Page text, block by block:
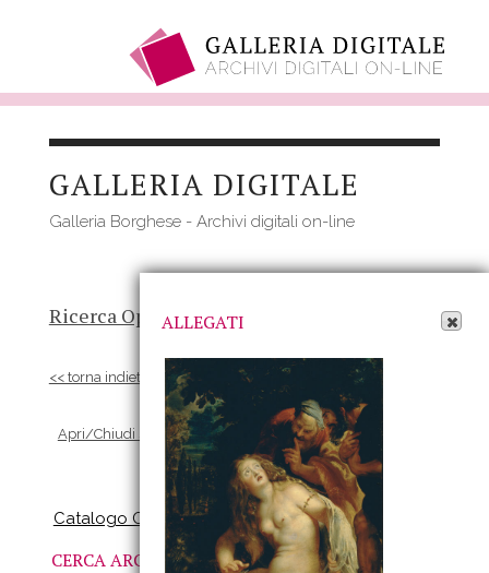
contenutoGALLERIA DIGITALE
Galleria Borghese - Archivi digitali on-line
Ricerca Opere-Risultato
<< torna indietro
Apri/Chiudi scheda Allegati
Catalogo Online
CERCA ARCHIVI
ALLEGATI